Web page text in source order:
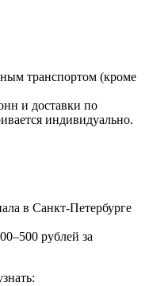
транспортом (кроме
и доставки по
индивидуально.
в Санкт-Петербурге
рублей за